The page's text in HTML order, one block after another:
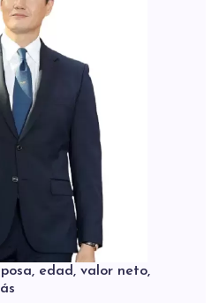
edad, valor neto,